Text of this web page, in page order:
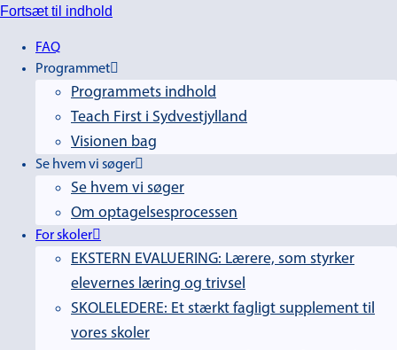
Fortsæt til indhold
FAQ
Programmet
Programmets indhold
Teach First i Sydvestjylland
Visionen bag
Se hvem vi søger
Se hvem vi søger
Om optagelsesprocessen
For skoler
EKSTERN EVALUERING: Lærere, som styrker
elevernes læring og trivsel
SKOLELEDERE: Et stærkt fagligt supplement til
vores skoler